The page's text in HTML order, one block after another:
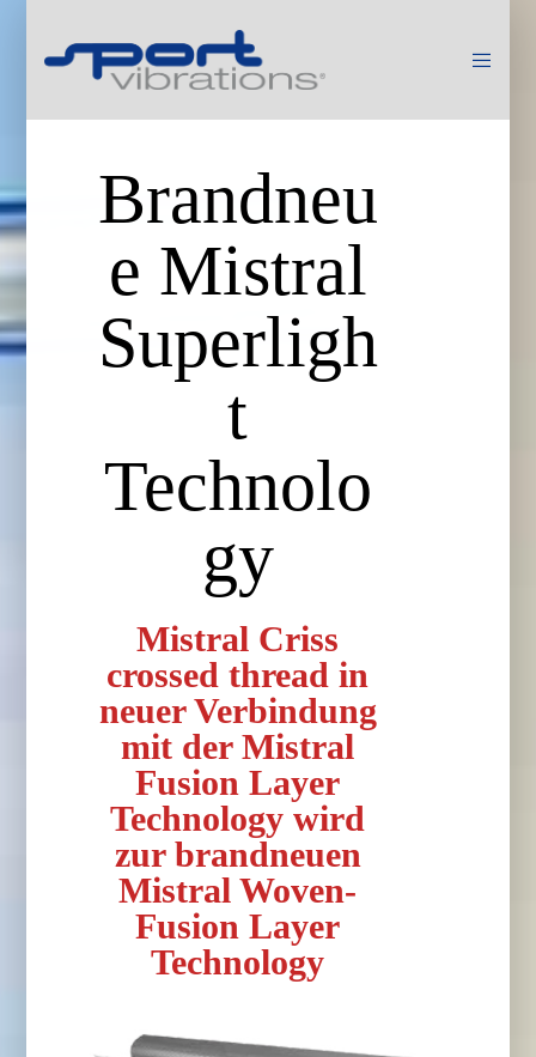
Brandneu
e Mistral
Superligh
t
Technolo
gy
Mistral Criss
crossed thread in
neuer Verbindung
mit der Mistral
Fusion Layer
Technology wird
zur brandneuen
Mistral Woven-
Fusion Layer
Technology